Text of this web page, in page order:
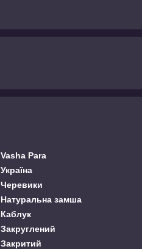
Vasha Para
Україна
Черевики
Натуральна замша
Каблук
Закруглений
Закритий